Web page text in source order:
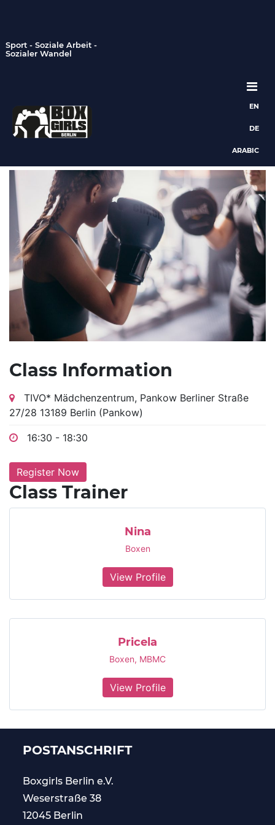
Sport - Soziale Arbeit -
Sozialer Wandel
Hauptnavigation
EN
DE
ARABIC
Class Information
TIVO* Mädchenzentrum, Pankow Berliner Straße
27/28 13189 Berlin (Pankow)
16:30 - 18:30
Register Now
Class Trainer
Nina
Boxen
View Profile
Pricela
Boxen, MBMC
View Profile
POSTANSCHRIFT
Boxgirls Berline.V.
Weserstraße 38
12045 Berlin